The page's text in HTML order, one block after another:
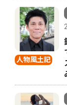
人物風土記